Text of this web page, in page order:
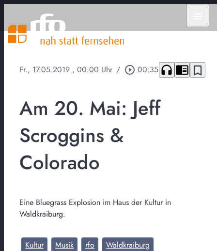
Fr., 17.05.2019 , 00:00 Uhr / play_circle_outline 00:35 headphones chrome_reader_mode bookmark_border
Am 20. Mai: Jeff
Scroggins &
Colorado
Eine Bluegrass Explosion im Haus der Kultur in
Waldkraiburg.
Kultur Musik rfo Waldkraiburg